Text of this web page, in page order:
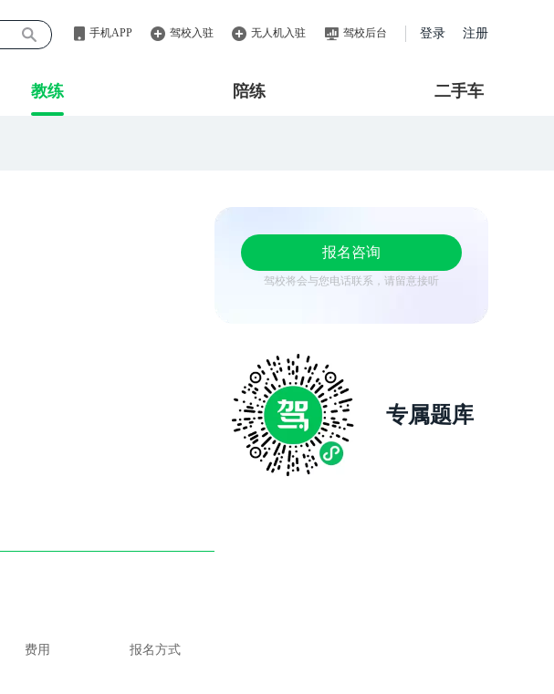
手机APP 驾校入驻 无人机入驻 驾校后台 登录 注册
教练 陪练 二手车
报名咨询
驾校将会与您电话联系，请留意接听
专属题库
费用 报名方式